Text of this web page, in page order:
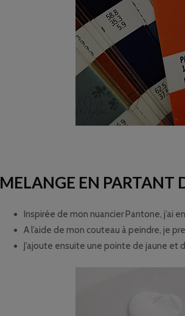
MELANGE EN PARTANT
Inspirée de mon nuancier Pantone, j’ai
A l’aide de mon couteau à peindre, je
J’ajoute ensuite une pointe de jaune